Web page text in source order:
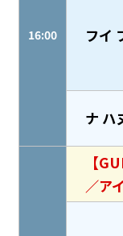
16:00 フイ
ナ ハ
【
／ア